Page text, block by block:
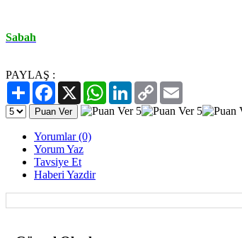
Sabah
PAYLAŞ :
PaylaşFacebook
X WhatsAppLinkedIn
Copy
Link
Yorumlar (0)
Yorum Yaz
Tavsiye Et
Haberi Yazdir